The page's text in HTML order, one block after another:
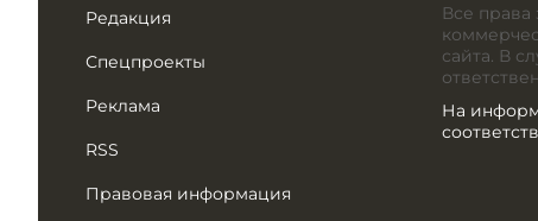
Редакция
Спецпроекты
Реклама
RSS
Правовая информация
Все
сайта. В
На